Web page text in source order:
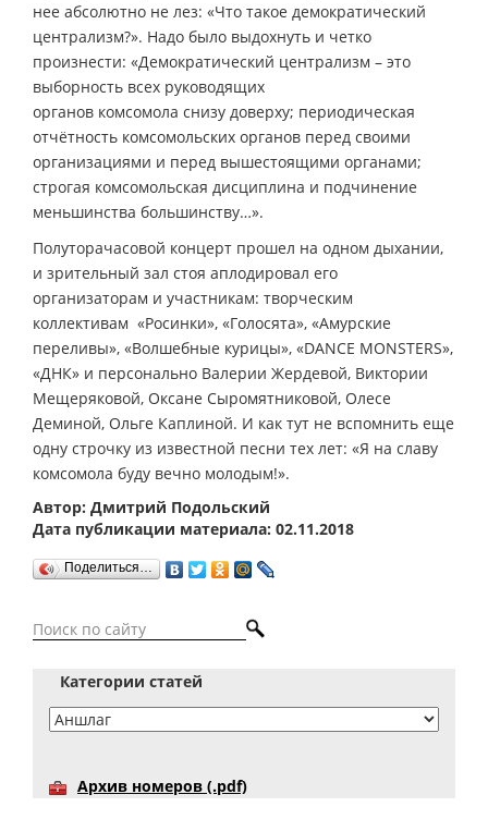
нее абсолютно не лез: «Что такое демократический
централизм?». Надо было выдохнуть и четко
произнести: «Демократический централизм – это
выборность всех руководящих
органов комсомола снизу доверху; периодическая
отчётность комсомольских органов перед своими
организациями и перед вышестоящими органами;
строгая комсомольская дисциплина и подчинение
меньшинства большинству…».
Полуторачасовой концерт прошел на одном дыхании,
и зрительный зал стоя аплодировал его
организаторам и участникам: творческим
коллективам «Росинки», «Голосята», «Амурские
переливы», «Волшебные курицы», «DANCE MONSTERS»,
«ДНК» и персонально Валерии Жердевой, Виктории
Мещеряковой, Оксане Сыромятниковой, Олесе
Деминой, Ольге Каплиной. И как тут не вспомнить еще
одну строчку из известной песни тех лет: «Я на славу
комсомола буду вечно молодым!».
Автор: Дмитрий Подольский
Дата публикации материала: 02.11.2018
Поделиться…
Категории статей
Архив номеров (.pdf)